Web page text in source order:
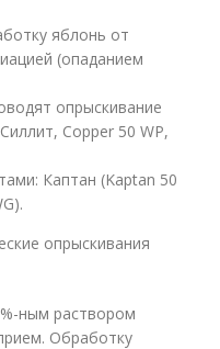
яблонь от
(опаданием
опрыскивание
Copper 50 WP,
Каптан (Kaptan 50
опрыскивания
ным раствором
Обработку